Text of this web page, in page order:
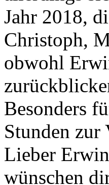
Jahr 2018,
Christoph,
obwohl
Besonders
Stunden zur
Lieber
wünschen